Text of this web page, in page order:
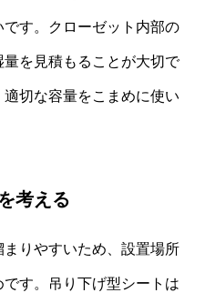
す。クローゼット内部の
を見積もることが大切で
切な容量をこまめに使い
考える
りやすいため、設置場所
す。吊り下げ型シートは